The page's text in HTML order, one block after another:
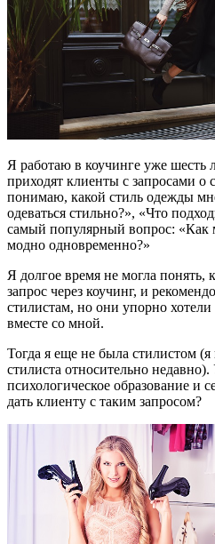
Я работаю в коучинге уже шесть
приходят клиенты с запросами
понимаю, какой стиль одежды
одеваться стильно?», «Что
самый популярный вопрос: «Как
модно одновременно?»
Я долгое время не могла понять,
запрос через коучинг, и
стилистам, но они упорно хотели
вместе со мной.
Тогда я еще не была стилистом
стилиста относительно
психологическое образование и
дать клиенту с таким запросом?